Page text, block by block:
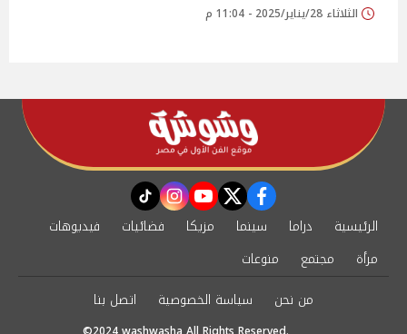
الثلاثاء 28/يناير/2025 - 11:04 م
facebook
twitter
youtube
instagram
tiktok
الرئيسية دراما سينما مزيكا فضائيات
فيديوهات
مرأة
مجتمع
منوعات
من نحن
سياسة الخصوصية اتصل بنا